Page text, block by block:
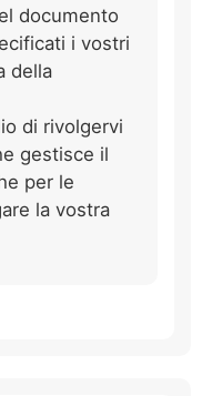
documento
i vostri
della
di rivolgervi
gestisce il
per le
la vostra